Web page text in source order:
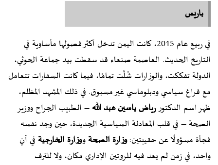
باريس
في ربيع عام 2015، كانت اليمن تدخل أكثر فصولها مأساوية في
التاريخ الحديث. العاصمة صنعاء قد سقطت بيد جماعة الحوثي،
الدولة تفككت، والوزارات شُلَّت تمامًا، فيما كانت السفارات تتعامل
مع فراغ سياسي ودبلوماسي غير مسبوق. في ذلك المشهد المظلم،
ظهر اسم الدكتوررياض ياسين عبد الله – الطبيب الجراح ووزير
الصحة – في قلب المعادلة السياسية الجديدة، حين وجد نفسه
فجأة مسؤولًا عن حقيبتين:وزارة الصحة ووزارة الخارجية في آنٍ
واحد، في زمن لم يعد فيه للروتين الإداري مكان، ولا للترف